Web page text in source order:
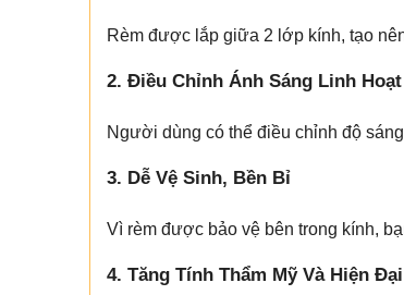
Rèm được lắp giữa 2 lớp kính, tạo
2. Điều Chỉnh Ánh Sáng Linh Hoạt
Người dùng có thể điều chỉnh độ
3. Dễ Vệ Sinh, Bền Bỉ
Vì rèm được bảo vệ bên trong kính,
4. Tăng Tính Thẩm Mỹ Và Hiện Đại